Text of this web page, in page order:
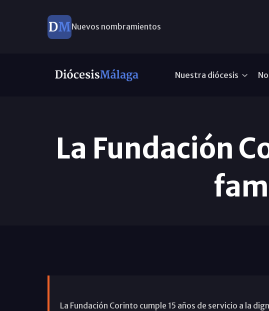
Nuevos nombramientos
Nuestra diócesis
La Fundación
La Fundación Corinto cumple 15 años de servicio a la